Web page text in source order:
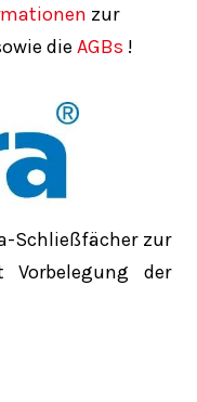
zur
die AGBs !
Schließfächer zur
Vorbelegung der